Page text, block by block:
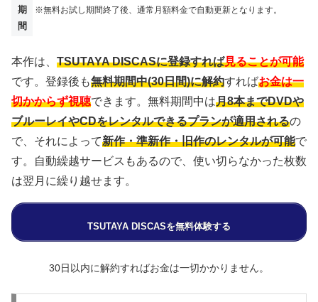
期
間
※無料お試し期間終了後、通常月額料金で自動更新となります。
本作は、 TSUTAYA DISCASに登録すれば見ることが可能
です。登録後も無料期間中(30日間)に解約すればお金は一
切かからず視聴できます。無料期間中は月8本までDVDや
ブルーレイやCDをレンタルできるプランが適用されるの
で、それによって新作・準新作・旧作のレンタルが可能で
す。自動繰越サービスもあるので、使い切らなかった枚数
は翌月に繰り越せます。
TSUTAYA DISCASを無料体験する
30日以内に解約すればお金は一切かかりません。